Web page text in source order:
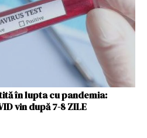
în lupta cu pandemia:
vin după 7-8 ZILE